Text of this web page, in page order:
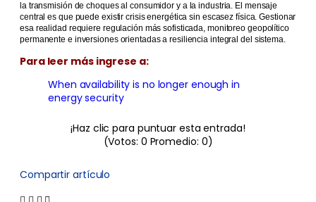
la transmisión de choques al consumidor y a la industria. El mensaje
central es que puede existir crisis energética sin escasez física. Gestionar
esa realidad requiere regulación más sofisticada, monitoreo geopolítico
permanente e inversiones orientadas a resiliencia integral del sistema.
Para leer más ingrese a:
When availability is no longer enough in
energy security
¡Haz clic para puntuar esta entrada!
(Votos: 0 Promedio: 0)
Compartir artículo